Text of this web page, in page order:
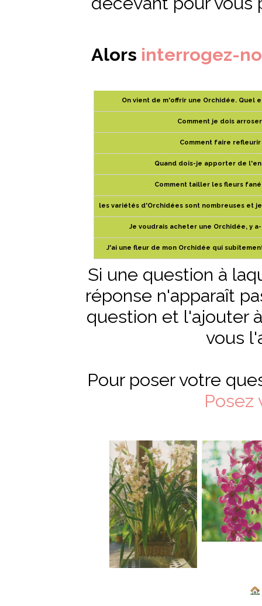
Alors interrogez-
On vient de m'offrir une Orchidée. Quel
Comment je dois
Comment faire refleurir
Quand dois-je apporter de
Comment tailler les fleurs
les variétés d'Orchidées sont nombreuses et
Je voudrais acheter une Orchidée, y
J'ai une fleur de mon Orchidée qui
Si une question à
réponse n'apparaît
question et l'ajouter
vous
Pour poser votre
Posez